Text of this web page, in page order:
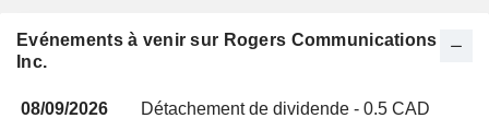
Evénements à venir sur Rogers Communications
Inc.
08/09/2026 Détachement de dividende - 0.5 CAD